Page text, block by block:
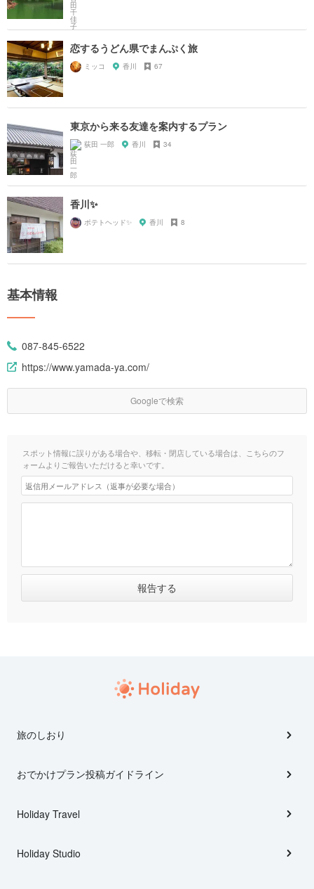
恋するうどん県でまんぷく旅
ミッコ 香川 67
東京から来る友達を案内するプラン
荻田 一郎 香川 34
香川✨
ポテトヘッド✨ 香川 8
基本情報
087-845-6522
https://www.yamada-ya.com/
Googleで検索
スポット情報に誤りがある場合や、移転・閉店している場合は、こちらのフ
ォームよりご報告いただけると幸いです。
旅のしおり
おでかけプラン投稿ガイドライン
Holiday Travel
Holiday Studio